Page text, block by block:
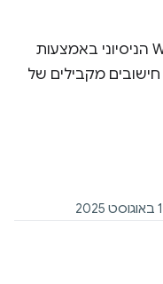
במאמר הזה נסביר על WebGPU API הניסיוני באמצעות
מקבילים של